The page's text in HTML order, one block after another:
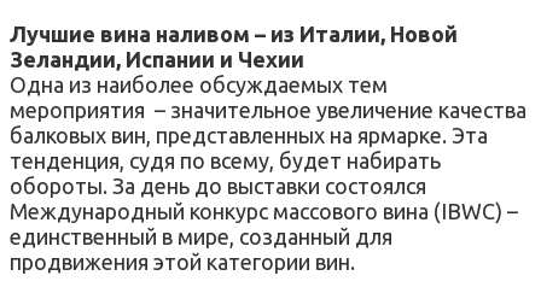
Лучшие вина наливом – из Италии, Новой
Зеландии, Испании и Чехии
Одна из наиболее обсуждаемых тем
мероприятия – значительное увеличение качества
балковых вин, представленных на ярмарке. Эта
тенденция, судя по всему, будет набирать
обороты. За день до выставки состоялся
Международный конкурс массового вина (IBWC) –
единственный в мире, созданный для
продвижения этой категории вин.